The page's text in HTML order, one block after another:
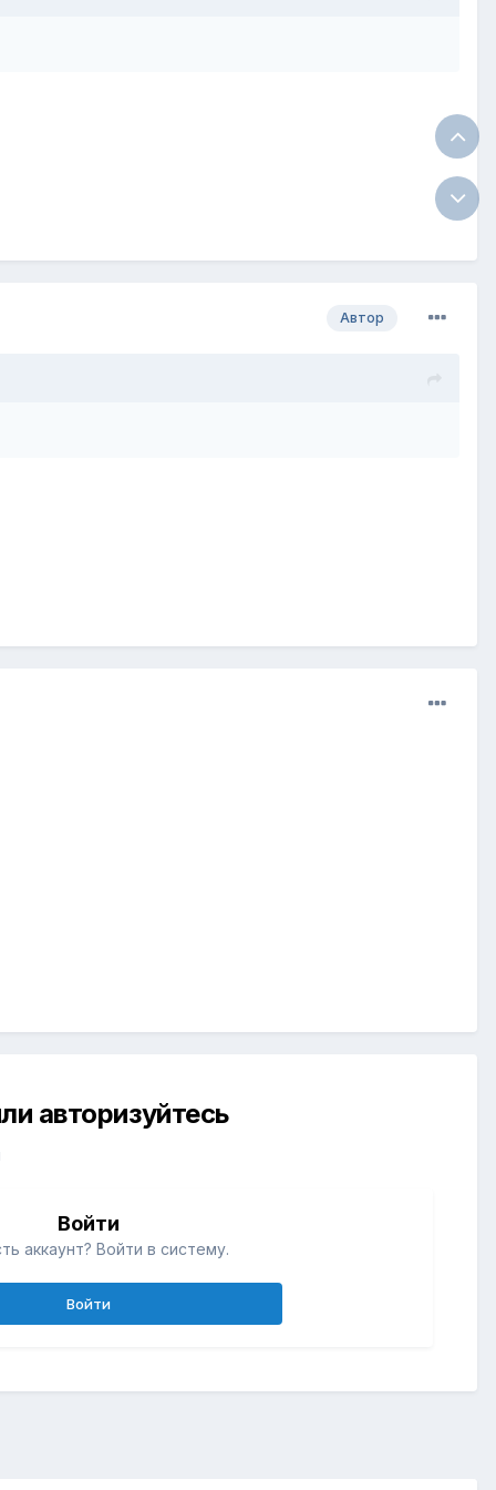
Автор
авторизуйтесь
Войти
аккаунт? Войти в систему.
Войти